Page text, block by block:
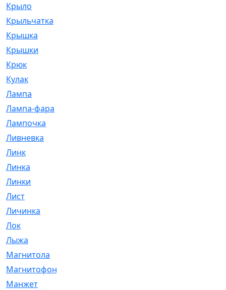
Крыло
Крыльчатка
Крышка
Крышки
Крюк
Кулак
Лампа
Лампа-фара
Лампочка
Ливневка
Линк
Линка
Линки
Лист
Личинка
Лок
Лыжа
Магнитола
Магнитофон
Манжет